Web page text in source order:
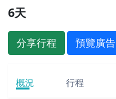
6天
分享行程 預覽廣告
概況 行程